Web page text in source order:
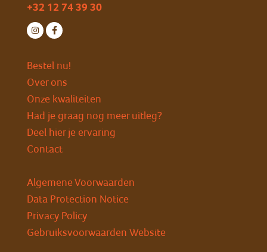
+32 12 74 39 30
Bestel nu!
Over ons
Onze kwaliteiten
Had je graag nog meer uitleg?
Deel hier je ervaring
Contact
Algemene Voorwaarden
Data Protection Notice
Privacy Policy
Gebruiksvoorwaarden Website